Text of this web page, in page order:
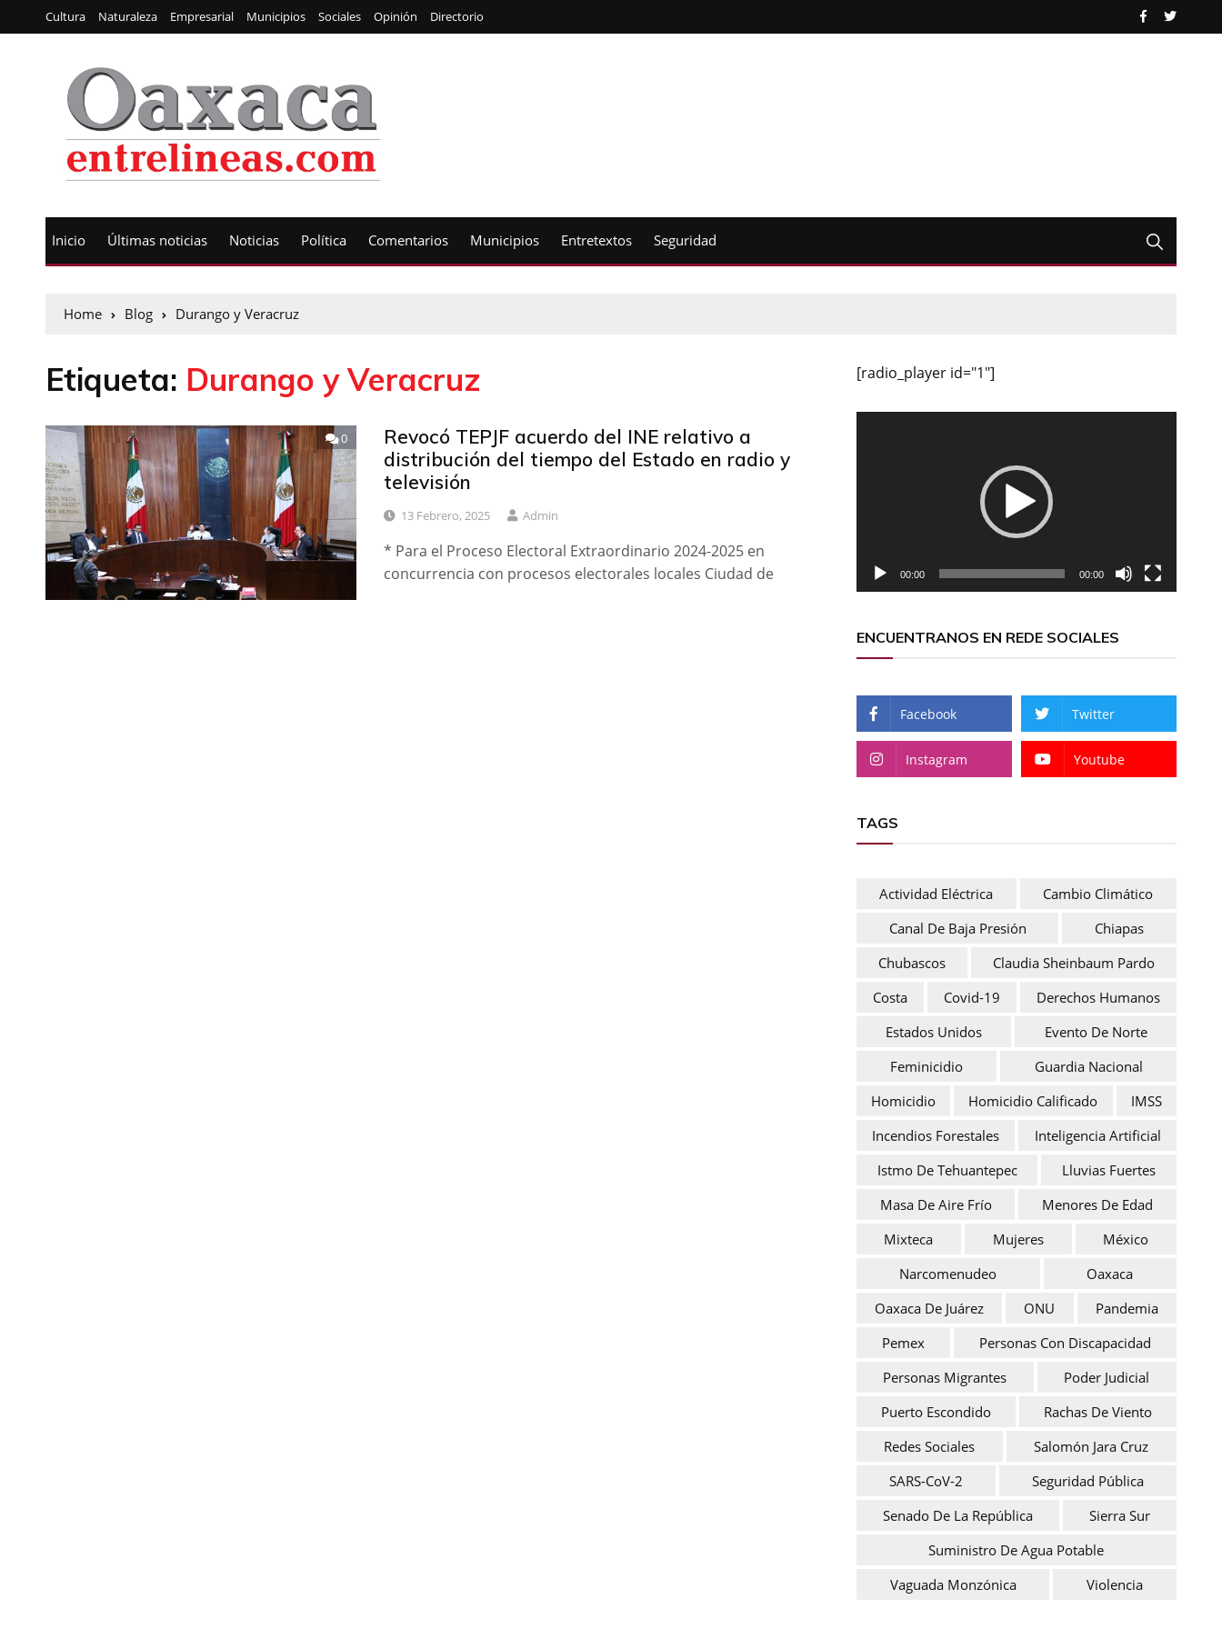
Cultura Naturaleza Empresarial Municipios Sociales Opinión Directorio
Inicio Últimas noticias Noticias Política Comentarios Municipios Entretextos Seguridad
Home Blog Durango y Veracruz
Etiqueta: Durango y Veracruz
0
Revocó TEPJF acuerdo del INE relativo a
distribución del tiempo del Estado en radio y
televisión
13 Febrero, 2025 Admin
* Para el Proceso Electoral Extraordinario 2024-2025 en
concurrencia con procesos electorales locales Ciudad de
[radio_player id="1"]
00:00 00:00
ENCUENTRANOS EN REDE SOCIALES
Facebook Twitter
Instagram Youtube
TAGS
Actividad Eléctrica
Cambio Climático
Canal De Baja Presión
Chiapas
Chubascos
Claudia Sheinbaum Pardo
Costa
Covid-19
Derechos Humanos
Estados Unidos
Evento De Norte
Feminicidio
Guardia Nacional
Homicidio
Homicidio Calificado
IMSS
Incendios Forestales
Inteligencia Artificial
Istmo De Tehuantepec
Lluvias Fuertes
Masa De Aire Frío
Menores De Edad
Mixteca
Mujeres
México
Narcomenudeo
Oaxaca
Oaxaca De Juárez
ONU
Pandemia
Pemex
Personas Con Discapacidad
Personas Migrantes
Poder Judicial
Puerto Escondido
Rachas De Viento
Redes Sociales
Salomón Jara Cruz
SARS-CoV-2
Seguridad Pública
Senado De La República
Sierra Sur
Suministro De Agua Potable
Vaguada Monzónica
Violencia